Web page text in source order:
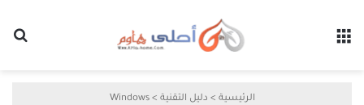
الرئيسية > دليل التقنية >
Windows